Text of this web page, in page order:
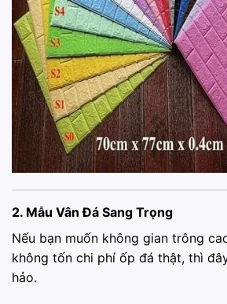
2. Mẫu Vân Đá Sang Trọng
Nếu bạn muốn không gian trông
không tốn chi phí ốp đá thật, thì
hảo.